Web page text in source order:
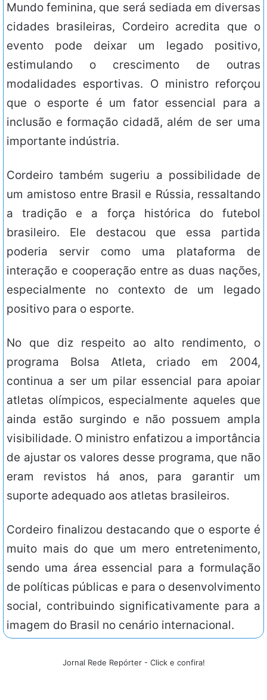
Mundo feminina, que será sediada em diversas
cidades brasileiras, Cordeiro acredita que o
evento pode deixar um legado positivo,
estimulando o crescimento de outras
modalidades esportivas. O ministro reforçou
que o esporte é um fator essencial para a
inclusão e formação cidadã, além de ser uma
importante indústria.
Cordeiro também sugeriu a possibilidade de
um amistoso entre Brasil e Rússia, ressaltando
a tradição e a força histórica do futebol
brasileiro. Ele destacou que essa partida
poderia servir como uma plataforma de
interação e cooperação entre as duas nações,
especialmente no contexto de um legado
positivo para o esporte.
No que diz respeito ao alto rendimento, o
programa Bolsa Atleta, criado em 2004,
continua a ser um pilar essencial para apoiar
atletas olímpicos, especialmente aqueles que
ainda estão surgindo e não possuem ampla
visibilidade. O ministro enfatizou a importância
de ajustar os valores desse programa, que não
eram revistos há anos, para garantir um
suporte adequado aos atletas brasileiros.
Cordeiro finalizou destacando que o esporte é
muito mais do que um mero entretenimento,
sendo uma área essencial para a formulação
de políticas públicas e para o desenvolvimento
social, contribuindo significativamente para a
imagem do Brasil no cenário internacional.
Jornal Rede Repórter - Click e confira!